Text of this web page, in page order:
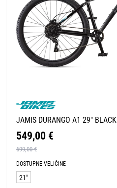
JAMIS DURANGO A1 29" BLACK
549,00 €
699,00 €
DOSTUPNE VELIČINE
21"